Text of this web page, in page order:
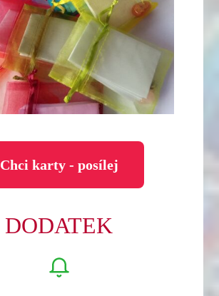
Chci karty - posílej
DODATEK